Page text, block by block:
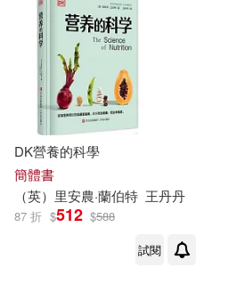
常常生活文創(2)
青島出版社(1)
配送方式
可超商取貨(2)
可港澳店取(2)
DK營養的科學
簡體書
（英）里安農·蘭伯特 王丹丹
87 折 $512 $588
試閱